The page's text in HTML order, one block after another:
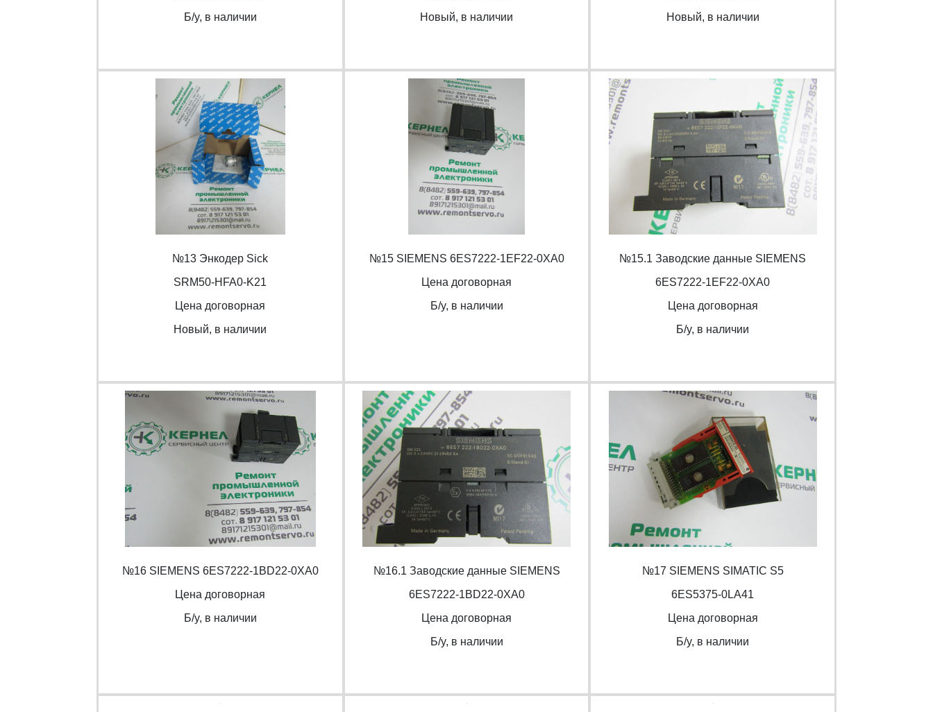
Б/y, в наличии
Новый, в наличии
Новый, в наличии
№13 Энкодер Sick
SRM50-HFA0-K21
Цена договорная
Новый, в наличии
№15 SIEMENS 6ES7222-1EF22-0XA0
Цена договорная
Б/y, в наличии
№15.1 Заводские данные SIEMENS
6ES7222-1EF22-0XA0
Цена договорная
Б/y, в наличии
№16 SIEMENS 6ES7222-1BD22-0XA0
Цена договорная
Б/y, в наличии
№16.1 Заводские данные SIEMENS
6ES7222-1BD22-0XA0
Цена договорная
Б/y, в наличии
№17 SIEMENS SIMATIC S5
6ES5375-0LA41
Цена договорная
Б/y, в наличии